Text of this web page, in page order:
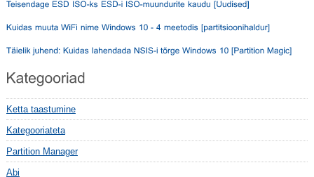
Ketta taastumine
Kategooriateta
Partition Manager
Abi